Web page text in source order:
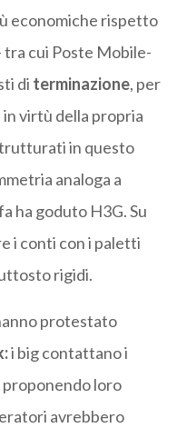
economiche rispetto
tra cui Poste Mobile-
di terminazione, per
virtù della propria
in questo
analoga a
ha goduto H3G. Su
i conti con i paletti
rigidi.
protestato
i big contattano i
proponendo loro
avrebbero